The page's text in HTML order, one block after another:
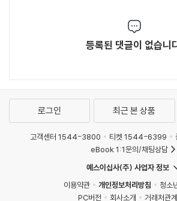
등록된 댓글이 없습니
로그인 최근 본 상품
고객센터 1544-3800 티켓 1544-6399
eBook 1:1문의/채팅상담
예스이십사(주) 사업자 정보
이용약관
개인정보처리방침
청소
PC버전
회사소개 거래처관